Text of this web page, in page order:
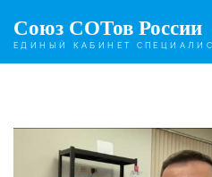
Союз СОТов России
ЕДИНЫЙ КАБИНЕТ